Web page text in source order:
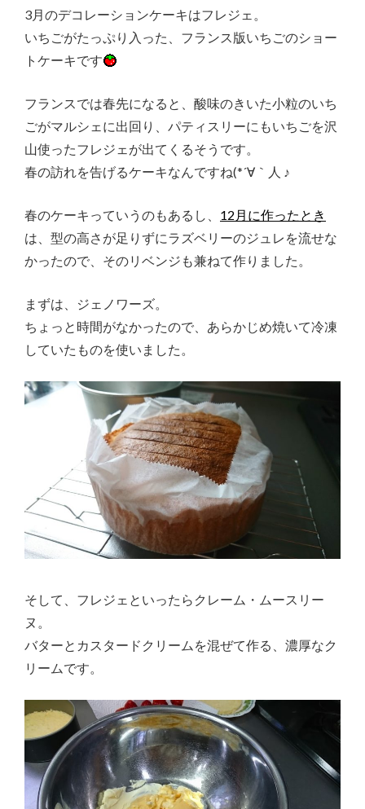
3月のデコレーションケーキはフレジェ。
いちごがたっぷり入った、フランス版いちごのショー
トケーキです
フランスでは春先になると、酸味のきいた小粒のいち
ごがマルシェに出回り、パティスリーにもいちごを沢
山使ったフレジェが出てくるそうです。
春の訪れを告げるケーキなんですね(*´∀｀人 ♪
春のケーキっていうのもあるし、 12月に作ったとき
は、型の高さが足りずにラズベリーのジュレを流せな
かったので、そのリベンジも兼ねて作りました。
まずは、ジェノワーズ。
ちょっと時間がなかったので、あらかじめ焼いて冷凍
していたものを使いました。
そして、フレジェといったらクレーム・ムースリー
ヌ。
バターとカスタードクリームを混ぜて作る、濃厚なク
リームです。